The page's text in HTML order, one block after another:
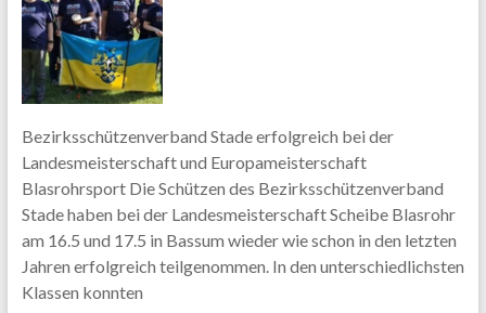
Bezirksschützenverband Stade erfolgreich bei der
Landesmeisterschaft und Europameisterschaft
Blasrohrsport Die Schützen des Bezirksschützenverband
Stade haben bei der Landesmeisterschaft Scheibe Blasrohr
am 16.5 und 17.5 in Bassum wieder wie schon in den letzten
Jahren erfolgreich teilgenommen. In den unterschiedlichsten
Klassen konnten